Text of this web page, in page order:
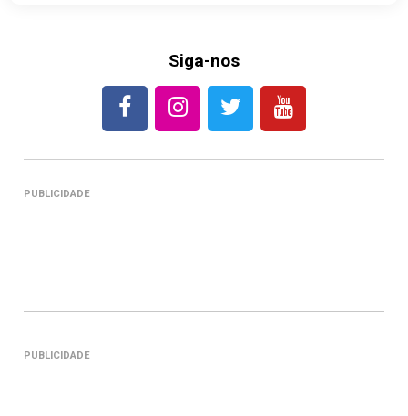
Siga-nos
PUBLICIDADE
PUBLICIDADE